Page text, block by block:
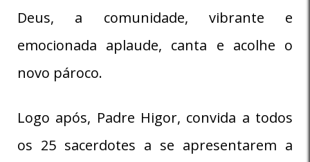
Deus, a comunidade, vibrante e
emocionada aplaude, canta e acolhe o
novo pároco.
Logo após, Padre Higor, convida a todos
os 25 sacerdotes a se apresentarem a